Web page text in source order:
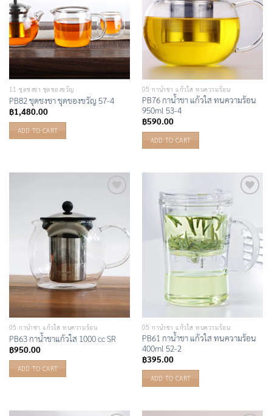
11 ชุดชงชา ชุดของขวัญ
PB82 ชุดชงชา ชุดของขวัญ 57-4
฿1,480.00
ADD TO CART
05 กาน้ำชา แก้วใส ทนความร้อน
PB76 กาน้ำชา แก้วใส ทนความร้อน
950ml 53-4
฿590.00
ADD TO CART
05 กาน้ำชา แก้วใส ทนความร้อน
PB63 กาน้ำชาแก้วใส 1000 cc SR
฿950.00
ADD TO CART
05 กาน้ำชา แก้วใส ทนความร้อน
PB61 กาน้ำชา แก้วใส ทนความร้อน
400ml 52-2
฿395.00
ADD TO CART